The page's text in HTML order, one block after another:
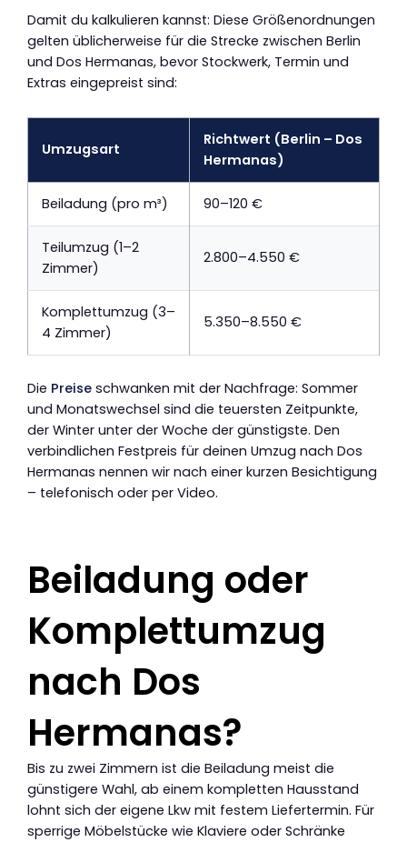
Damit du kalkulieren kannst: Diese Größenordnungen
gelten üblicherweise für die Strecke zwischen Berlin
und Dos Hermanas, bevor Stockwerk, Termin und
Extras eingepreist sind:
Umzugsart
Richtwert (Berlin – Dos
Hermanas)
Beiladung (pro m³) 90–120 €
Teilumzug (1–2
Zimmer)
2.800–4.550 €
Komplettumzug (3–
4 Zimmer)
5.350–8.550 €
Die Preise schwanken mit der Nachfrage: Sommer
und Monatswechsel sind die teuersten Zeitpunkte,
der Winter unter der Woche der günstigste. Den
verbindlichen Festpreis für deinen Umzug nach Dos
Hermanas nennen wir nach einer kurzen Besichtigung
– telefonisch oder per Video.
Beiladung oder
Komplettumzug
nach Dos
Hermanas?
Bis zu zwei Zimmern ist die Beiladung meist die
günstigere Wahl, ab einem kompletten Hausstand
lohnt sich der eigene Lkw mit festem Liefertermin. Für
sperrige Möbelstücke wie Klaviere oder Schränke